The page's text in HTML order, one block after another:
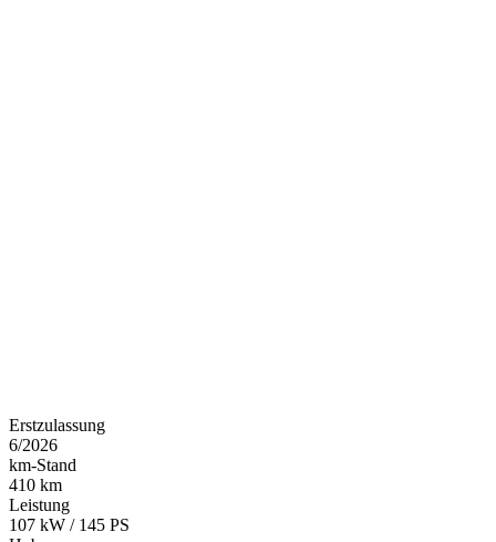
Erstzulassung
6/2026
km-Stand
410 km
Leistung
107 kW / 145 PS